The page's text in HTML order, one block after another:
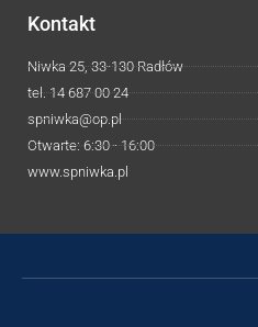
Kontakt
Niwka 25, 33-130 Radłów
tel. 14 687 00 24
spniwka@op.pl
Otwarte: 6:30 - 16:00
www.spniwka.pl